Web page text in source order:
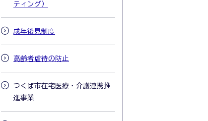
ティング）
成年後見制度
高齢者虐待の防止
つくば市在宅医療・介護連携推
進事業